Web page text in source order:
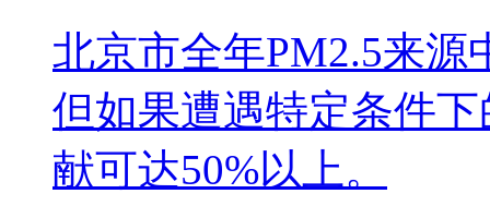
北京市全年PM2.5来源
但如果遭遇特定条件
献可达50%以上。